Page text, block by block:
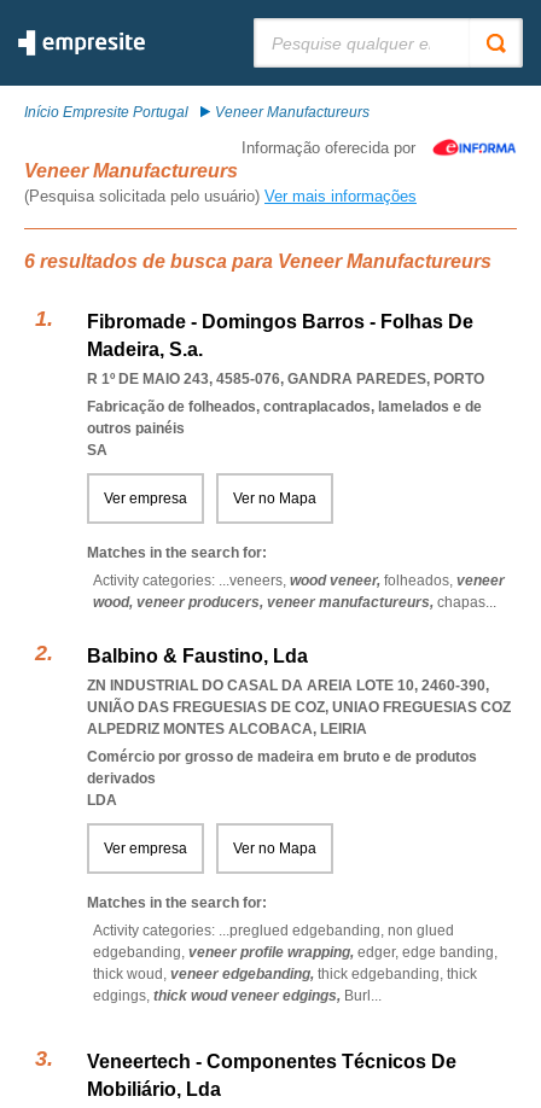
Início Empresite Portugal Veneer Manufactureurs
Informação oferecida por
Veneer Manufactureurs
(Pesquisa solicitada pelo usuário) Ver mais informações
6 resultados de busca para Veneer Manufactureurs
Fibromade - Domingos Barros - Folhas De
Madeira, S.a.
R 1º DE MAIO 243, 4585-076, GANDRA PAREDES, PORTO
Fabricação de folheados, contraplacados, lamelados e de
outros painéis
SA
Ver empresa Ver no Mapa
Matches in the search for:
Activity categories: ...veneers, wood veneer, folheados, veneer
wood, veneer producers, veneer manufactureurs, chapas...
Balbino & Faustino, Lda
ZN INDUSTRIAL DO CASAL DA AREIA LOTE 10, 2460-390,
UNIÃO DAS FREGUESIAS DE COZ, UNIAO FREGUESIAS COZ
ALPEDRIZ MONTES ALCOBACA, LEIRIA
Comércio por grosso de madeira em bruto e de produtos
derivados
LDA
Ver empresa Ver no Mapa
Matches in the search for:
Activity categories: ...preglued edgebanding, non glued
edgebanding, veneer profile wrapping, edger, edge banding,
thick woud, veneer edgebanding, thick edgebanding, thick
edgings, thick woud veneer edgings, Burl ...
Veneertech - Componentes Técnicos De
Mobiliário, Lda